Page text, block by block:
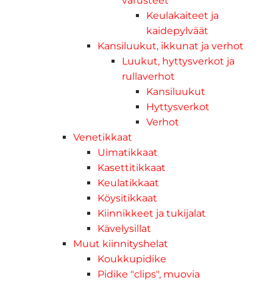
Keulakaiteet ja
kaidepylväät
Kansiluukut, ikkunat ja verhot
Luukut, hyttysverkot ja
rullaverhot
Kansiluukut
Hyttysverkot
Verhot
Venetikkaat
Uimatikkaat
Kasettitikkaat
Keulatikkaat
Köysitikkaat
Kiinnikkeet ja tukijalat
Kävelysillat
Muut kiinnityshelat
Koukkupidike
Pidike "clips", muovia